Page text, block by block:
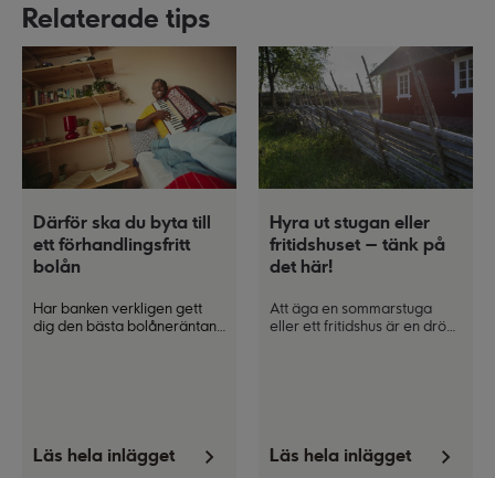
Relaterade tips
Därför ska du byta till
ett förhandlingsfritt
bolån
Har banken verkligen gett
dig den bästa bolåneräntan
garanterar att alla med
samma förutsättningar får
Läs hela inlägget
Hyra ut stugan eller
fritidshuset – tänk på
det här!
Att äga en sommarstuga
eller ett fritidshus är en dröm
uthyrningen.
Läs hela inlägget